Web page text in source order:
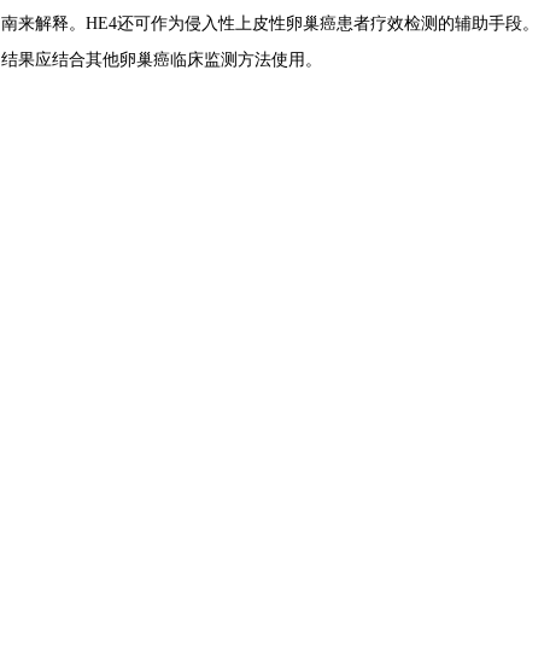
南来解释。 HE4还可作为侵入性上皮性卵巢癌患者疗效检测的辅助手段。
结果应结合其他卵巢癌临床监测方法使用。